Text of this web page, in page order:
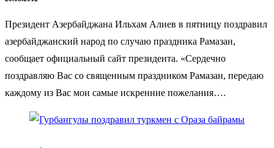
Президент Азербайджана Ильхам Алиев в пятницу поздравил
азербайджанский народ по случаю праздника Рамазан,
сообщает официальный сайт президента. «Сердечно
поздравляю Вас со священным праздником Рамазан, передаю
каждому из Вас мои самые искренние пожелания….